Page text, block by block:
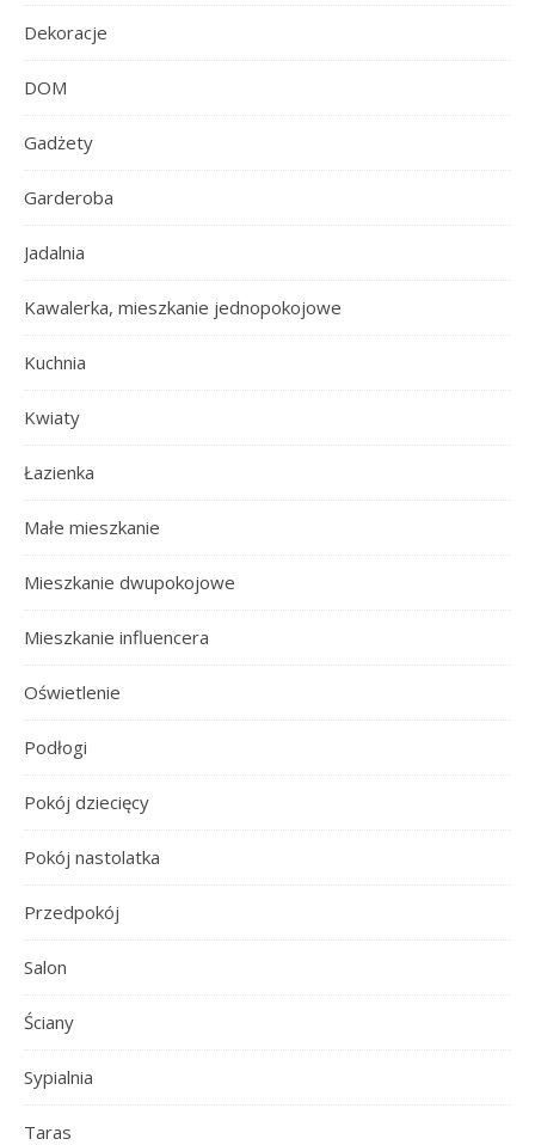
Dekoracje
DOM
Gadżety
Garderoba
Jadalnia
Kawalerka, mieszkanie jednopokojowe
Kuchnia
Kwiaty
Łazienka
Małe mieszkanie
Mieszkanie dwupokojowe
Mieszkanie influencera
Oświetlenie
Podłogi
Pokój dziecięcy
Pokój nastolatka
Przedpokój
Salon
Ściany
Sypialnia
Taras